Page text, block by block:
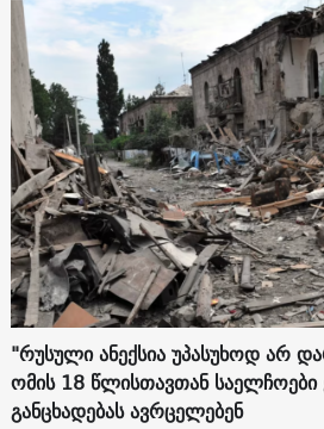
"რუსული ანექსია უპასუხოდ არ
ომის 18 წლისთავთან
განცხადებას ავრცელებენ